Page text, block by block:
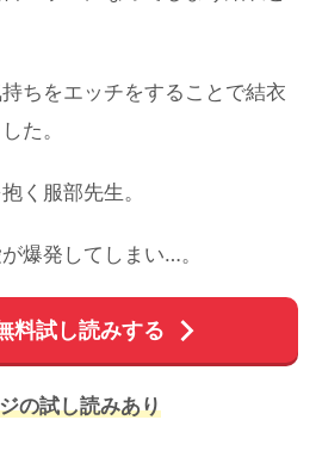
ちをエッチをすることで結衣
た。
く服部先生。
爆発してしまい…。
料試し読みする
の試し読みあり